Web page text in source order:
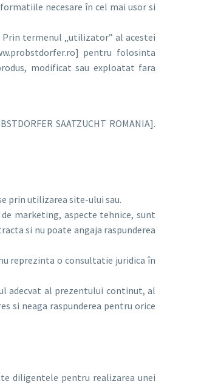
necesare în cel mai usor si
termenul „utilizator” al acestei
pentru folosinta
modificat sau exploatat fara
SAATZUCHT ROMANIA].
prin utilizarea site-ului sau.
marketing, aspecte tehnice, sunt
si nu poate angaja raspunderea
reprezinta o consultatie juridica în
adecvat al prezentului continut, al
si neaga raspunderea pentru orice
diligentele pentru realizarea unei